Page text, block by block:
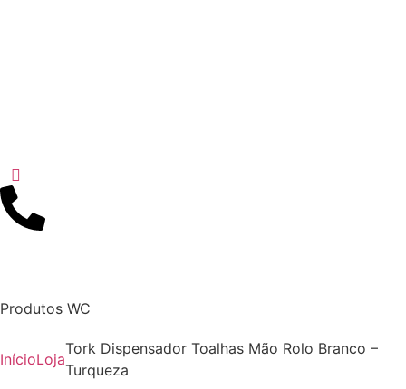
Produtos WC
InícioLoja
Tork Dispensador Toalhas Mão Rolo Branco –
Turqueza